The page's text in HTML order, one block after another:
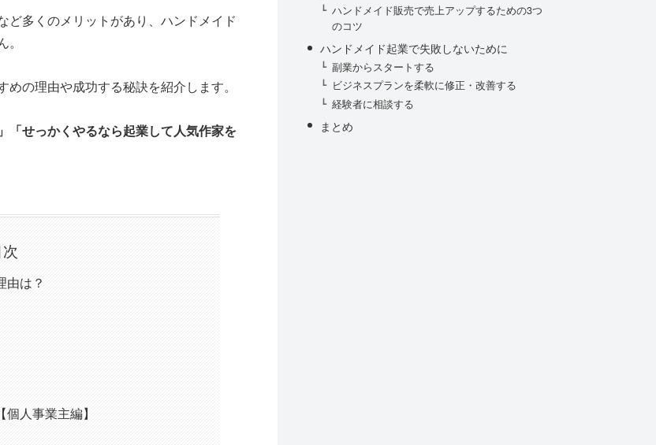
ど多くのメリットがあり、ハンドメイド
の理由や成功する秘訣を紹介します。
「せっかくやるなら起業して人気作家を
由は？
人事業主編】
ハンドメイド販売で売上アップするための3つ
のコツ
ハンドメイド起業で失敗しないために
副業からスタートする
ビジネスプランを柔軟に修正・改善する
経験者に相談する
まとめ